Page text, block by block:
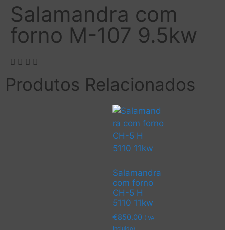
Salamandra com
forno M-107 9.5kw
Produtos Relacionados
Salamandra
com forno
CH-5 H
5110 11kw
€850.00 (IVA
Incluído)